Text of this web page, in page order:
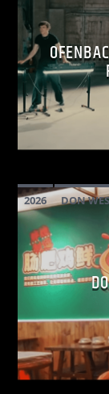
2026
DON
MAINSQUARE